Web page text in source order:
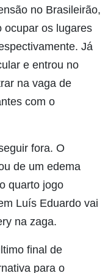
no Brasileirão,
ocupar os lugares
Já
e entrou no
na vaga de
com o
fora. O
de um edema
quarto jogo
Luís Eduardo vai
na zaga.
final de
para o